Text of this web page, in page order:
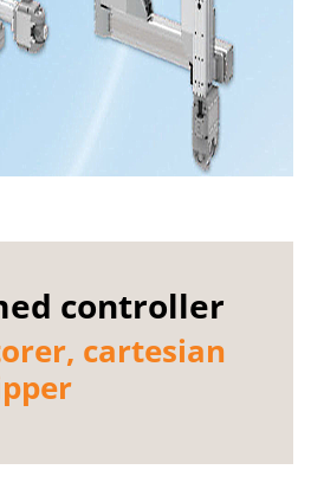
controller
cartesian